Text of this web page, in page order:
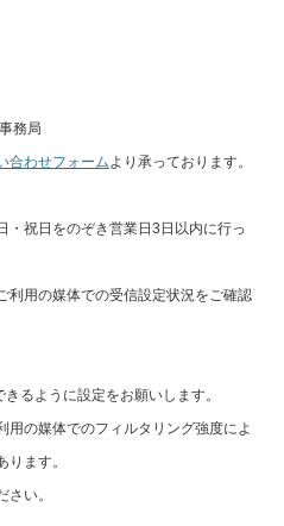
務局
合わせフォームより承っております。
・祝日をのぞき営業日3日以内に行っ
利用の媒体での受信設定状況をご確認
るように設定をお願いします。
用の媒体でのフィルタリング強度によ
ます。
い。